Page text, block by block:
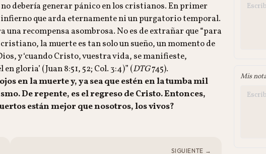
debería generar pánico en los cristianos. En primer
infierno que arda eternamente ni un purgatorio temporal.
una recompensa asombrosa. No es de extrañar que “para
la muerte es tan solo un sueño, un momento de
y ‘cuando Cristo, vuestra vida, se manifieste,
gloria’ (Juan 8:51, 52; Col. 3:4)” (DTG745).
en la muerte y, ya sea que estén en la tumba mil
De repente, es el regreso de Cristo. Entonces,
están mejor que nosotros, los vivos?
SIGUIENTE →
Mis